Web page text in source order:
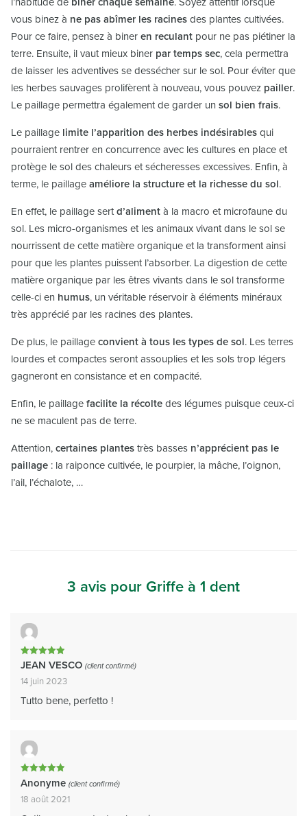
vous binez à ne pas abîmer les racines des plantes cultivées.
Pour ce faire, pensez à biner en reculant pour ne pas piétiner la
terre. Ensuite, il vaut mieux biner par temps sec, cela permettra
de laisser les adventives se dessécher sur le sol. Pour éviter que
les herbes sauvages prolifèrent à nouveau, vous pouvez pailler.
Le paillage permettra également de garder un sol bien frais.
Le paillage limite l’apparition des herbes indésirables qui
pourraient rentrer en concurrence avec les cultures en place et
protège le sol des chaleurs et sécheresses excessives. Enfin, à
terme, le paillage améliore la structure et la richesse du sol.
En effet, le paillage sertd’aliment à la macro et microfaune du
sol. Les micro-organismes et les animaux vivant dans le sol se
nourrissent de cette matière organique et la transforment ainsi
pour que les plantes puissent l’absorber. La digestion de cette
matière organique par les êtres vivants dans le sol transforme
celle-ci en humus, un véritable réservoir à éléments minéraux
très apprécié par les racines des plantes.
De plus, le paillage convient à tous les types de sol. Les terres
lourdes et compactes seront assouplies et les sols trop légers
gagneront en consistance et en compacité.
Enfin, le paillage facilite la récolte des légumes puisque ceux-ci
ne se maculent pas de terre.
Attention, certaines plantes très basses n’apprécient pas le
paillage : la raiponce cultivée, le pourpier, la mâche, l’oignon,
l’ail, l’échalote, …
3 avis pour Griffe à 1 dent
Note5
JEAN VESCO (client confirmé)
14 juin 2023
Tutto bene, perfetto !
Note 5
Anonyme (client confirmé)
18 août 2021